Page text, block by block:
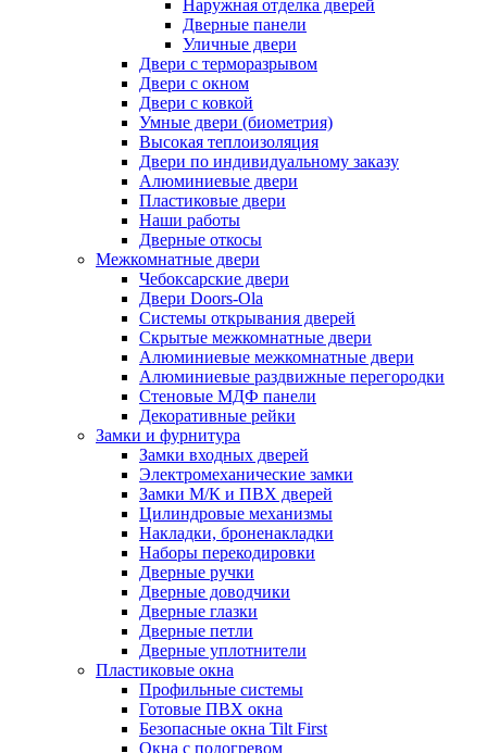
Наружная отделка дверей
Дверные панели
Уличные двери
Двери с терморазрывом
Двери с окном
Двери с ковкой
Умные двери (биометрия)
Высокая теплоизоляция
Двери по индивидуальному заказу
Алюминиевые двери
Пластиковые двери
Наши работы
Дверные откосы
Межкомнатные двери
Чебоксарские двери
Двери Doors-Ola
Системы открывания дверей
Скрытые межкомнатные двери
Алюминиевые межкомнатные двери
Алюминиевые раздвижные перегородки
Стеновые МДФ панели
Декоративные рейки
Замки и фурнитура
Замки входных дверей
Электромеханические замки
Замки М/К и ПВХ дверей
Цилиндровые механизмы
Накладки, броненакладки
Наборы перекодировки
Дверные ручки
Дверные доводчики
Дверные глазки
Дверные петли
Дверные уплотнители
Пластиковые окна
Профильные системы
Готовые ПВХ окна
Безопасные окна Tilt First
Окна с подогревом